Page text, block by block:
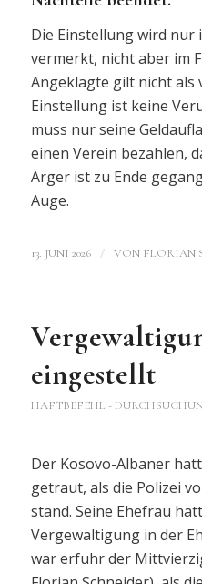
Die Einstellung wird
vermerkt, nicht aber im
Angeklagte gilt nicht als
Einstellung ist keine
muss nur seine
einen Verein bezahlen,
Ärger ist zu Ende
Auge.
13. JUNI 2026 / VON FLORIAN
eingestellt
HAFTBEFEHL -
Der Kosovo-Albaner
getraut, als die Polizei
stand. Seine Ehefrau
Vergewaltigung in der
war erfuhr der